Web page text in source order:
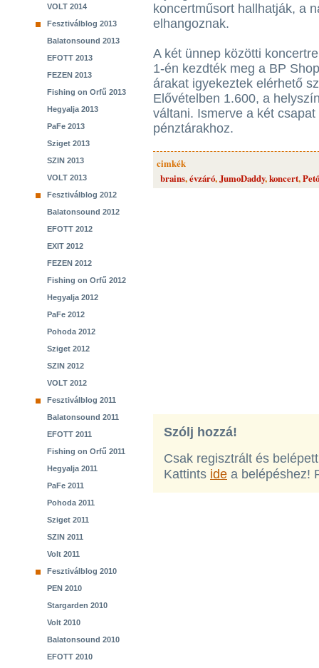
VOLT 2014
Fesztiválblog 2013
Balatonsound 2013
EFOTT 2013
FEZEN 2013
Fishing on Orfű 2013
Hegyalja 2013
PaFe 2013
Sziget 2013
SZIN 2013
VOLT 2013
Fesztiválblog 2012
Balatonsound 2012
EFOTT 2012
EXIT 2012
FEZEN 2012
Fishing on Orfű 2012
Hegyalja 2012
PaFe 2012
Pohoda 2012
Sziget 2012
SZIN 2012
VOLT 2012
Fesztiválblog 2011
Balatonsound 2011
EFOTT 2011
Fishing on Orfű 2011
Hegyalja 2011
PaFe 2011
Pohoda 2011
Sziget 2011
SZIN 2011
Volt 2011
Fesztiválblog 2010
PEN 2010
Stargarden 2010
Volt 2010
Balatonsound 2010
EFOTT 2010
koncertműsort hallhatják, a
elhangoznak.
A két ünnep közötti
1-én kezdték meg a BP
árakat igyekeztek elérhető
Elővételben 1.600, a
váltani. Ismerve a két
pénztárakhoz.
cimkék
brains,évzáró,JumoDaddy,koncert,
Szólj hozzá!
Csak regisztrált és
Kattints ide a belépéshez!